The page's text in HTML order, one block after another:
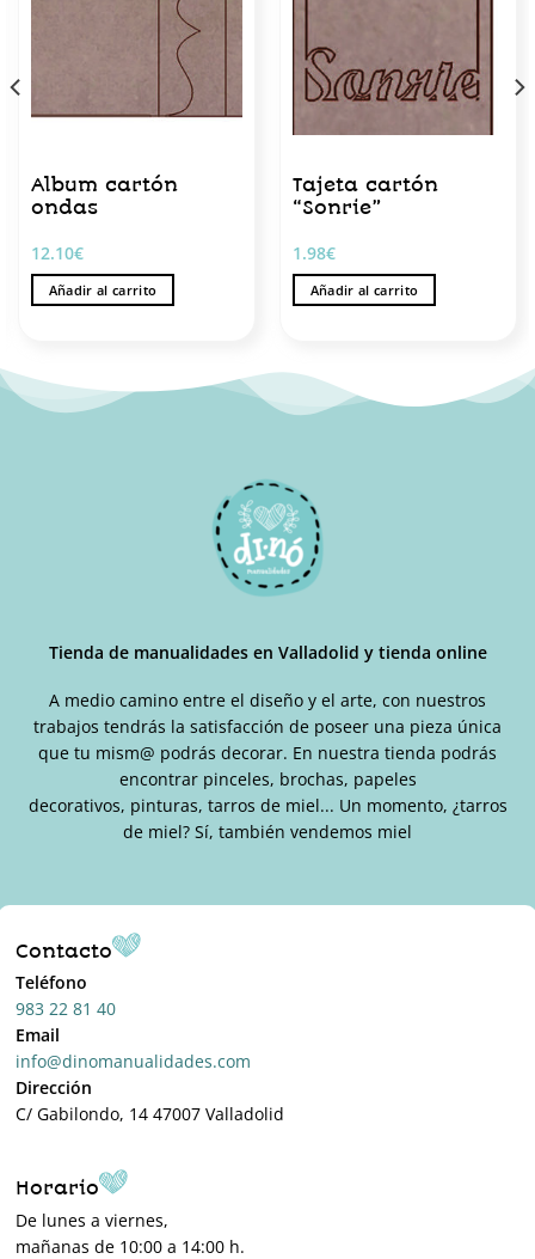
Album cartón
ondas
12.10€
Añadir al carrito
Tajeta cartón
“Sonrie”
1.98€
Añadir al carrito
Tienda de manualidades en Valladolid y tienda online
A medio camino entre el diseño y el arte, con nuestros
trabajos tendrás la satisfacción de poseer una pieza única
que tu mism@ podrás decorar. En nuestra tienda podrás
encontrar pinceles, brochas, papeles
decorativos, pinturas, tarros de miel... Un momento, ¿tarros
de miel? Sí, también vendemos miel
Contacto
Teléfono
983 22 81 40
Email
info@dinomanualidades.com
Dirección
C/ Gabilondo, 14 47007 Valladolid
Horario
De lunes a viernes,
mañanas de 10:00 a 14:00 h.